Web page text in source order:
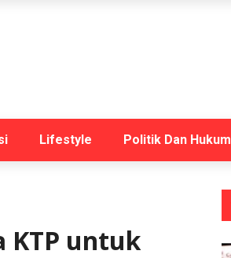
Lifestyle Politik Dan Hukum
KTP untuk